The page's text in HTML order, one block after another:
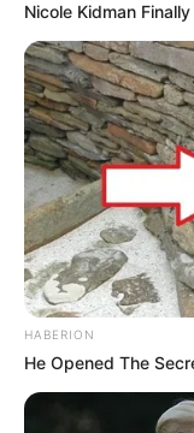
10 Pose
Mainstream
Banget
Nicole Kidman
HABERION
He Opened The